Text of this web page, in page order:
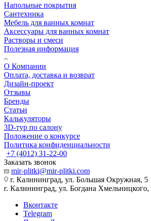
Напольные покрытия
Сантехника
Мебель для ванных комнат
Аксессуары для ванных комнат
Растворы и смеси
Полезная информация
О Компании
Оплата, доставка и возврат
Дизайн-проект
Отзывы
Бренды
Статьи
Калькуляторы
3D-тур по салону
Положение о конкурсе
Политика конфиденциальности
+7 (4012) 31-22-00
Заказать звонок
mir-plitki@mir-plitki.com
г. Калининград, ул. Большая Окружная, 5
г. Калининград, ул. Богдана Хмельницкого,
Вконтакте
Telegram